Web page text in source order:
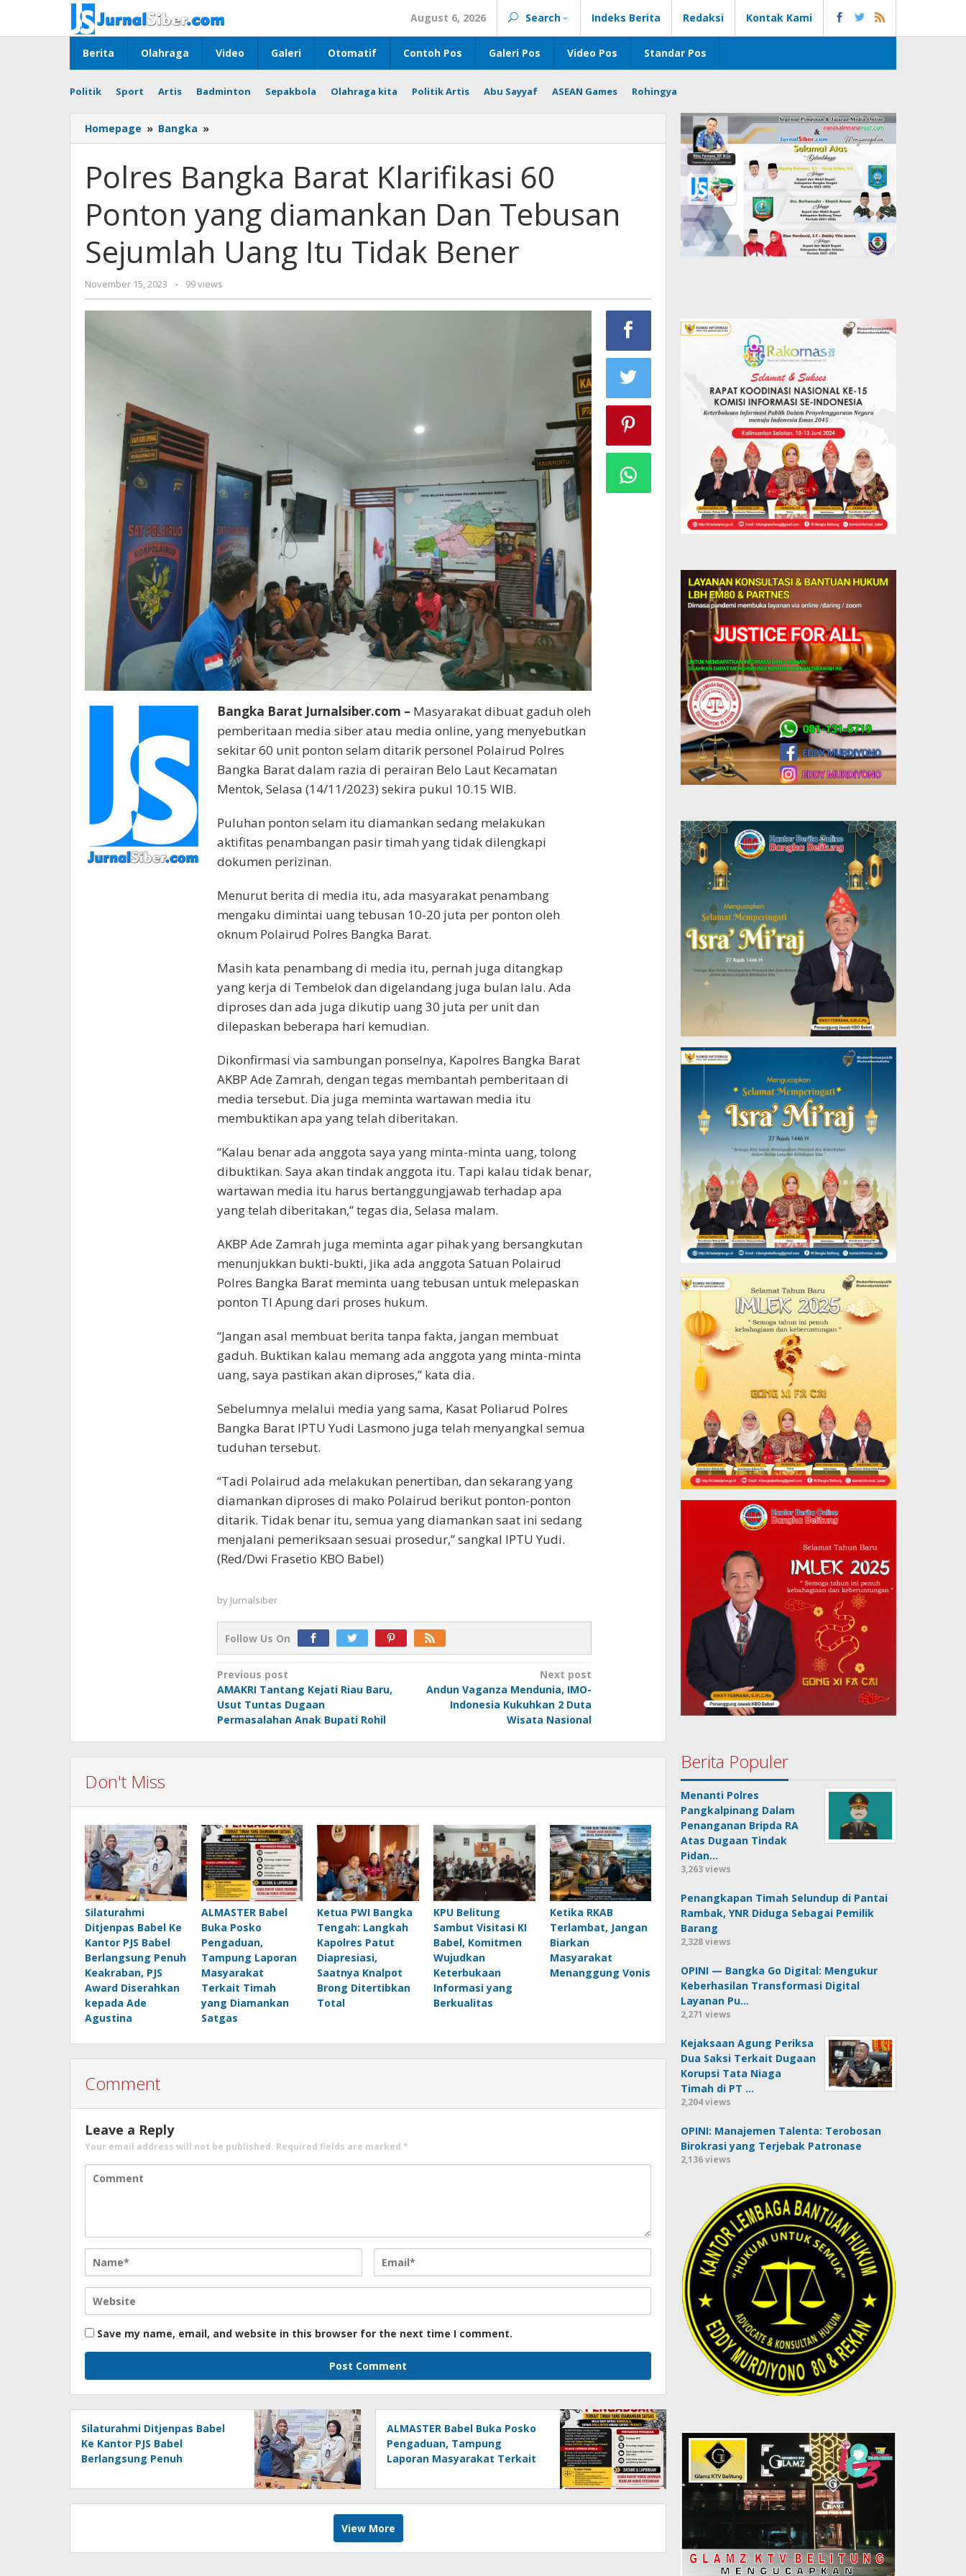
content
August 6, 2026 Search Indeks Berita Redaksi Kontak Kami
Berita Olahraga Video Galeri Otomatif Contoh Pos Galeri Pos Video Pos Standar Pos
Politik Sport Artis Badminton Sepakbola Olahraga kita Politik Artis Abu Sayyaf ASEAN Games Rohingya
Homepage » Bangka »
Bangka
Klarifikasi
60
yang
diamankan
Dan
Tebusan
Itu
Polres Bangka Barat Klarifikasi 60
Ponton yang diamankan Dan Tebusan
Sejumlah Uang Itu Tidak Bener
November 15, 2023
by
Jurnalsiber
- 99 views
Bangka Barat Jurnalsiber.com – Masyarakat dibuat gaduh oleh
pemberitaan media siber atau media online, yang menyebutkan
sekitar 60 unit ponton selam ditarik personel Polairud Polres
Bangka Barat dalam razia di perairan Belo Laut Kecamatan
Mentok, Selasa (14/11/2023) sekira pukul 10.15 WIB.
Puluhan ponton selam itu diamankan sedang melakukan
aktifitas penambangan pasir timah yang tidak dilengkapi
dokumen perizinan.
Menurut berita di media itu, ada masyarakat penambang
mengaku dimintai uang tebusan 10-20 juta per ponton oleh
oknum Polairud Polres Bangka Barat.
Masih kata penambang di media itu, pernah juga ditangkap
yang kerja di Tembelok dan digelandang juga bulan lalu. Ada
diproses dan ada juga dikutip uang 30 juta per unit dan
dilepaskan beberapa hari kemudian.
Dikonfirmasi via sambungan ponselnya, Kapolres Bangka Barat
AKBP Ade Zamrah, dengan tegas membantah pemberitaan di
media tersebut. Dia juga meminta wartawan media itu
membuktikan apa yang telah diberitakan.
“Kalau benar ada anggota saya yang minta-minta uang, tolong
dibuktikan. Saya akan tindak anggota itu. Tapi kalau tidak benar,
wartawan media itu harus bertanggungjawab terhadap apa
yang telah diberitakan,” tegas dia, Selasa malam.
AKBP Ade Zamrah juga meminta agar pihak yang bersangkutan
menunjukkan bukti-bukti, jika ada anggota Satuan Polairud
Polres Bangka Barat meminta uang tebusan untuk melepaskan
ponton TI Apung dari proses hukum.
“Jangan asal membuat berita tanpa fakta, jangan membuat
gaduh. Buktikan kalau memang ada anggota yang minta-minta
uang, saya pastikan akan diproses,” kata dia.
Sebelumnya melalui media yang sama, Kasat Poliarud Polres
Bangka Barat IPTU Yudi Lasmono juga telah menyangkal semua
tuduhan tersebut.
“Tadi Polairud ada melakukan penertiban, dan sekarang yang
diamankan diproses di mako Polairud berikut ponton-ponton
ditarik. Tidak benar itu, semua yang diamankan saat ini sedang
menjalani pemeriksaan sesuai prosedur,” sangkal IPTU Yudi.
(Red/Dwi Frasetio KBO Babel)
by Jurnalsiber
Follow Us On
Post
navigation
Previous post
AMAKRI Tantang Kejati Riau Baru,
Usut Tuntas Dugaan
Permasalahan Anak Bupati Rohil
Next post
Andun Vaganza Mendunia, IMO-
Indonesia Kukuhkan 2 Duta
Wisata Nasional
Don't Miss
Silaturahmi
Ditjenpas Babel Ke
Kantor PJS Babel
Berlangsung Penuh
Keakraban, PJS
Award Diserahkan
kepada Ade
Agustina
ALMASTER Babel
Buka Posko
Pengaduan,
Tampung Laporan
Masyarakat
Terkait Timah
yang Diamankan
Satgas
Ketua PWI Bangka
Tengah: Langkah
Kapolres Patut
Diapresiasi,
Saatnya Knalpot
Brong Ditertibkan
Total
KPU Belitung
Sambut Visitasi KI
Babel, Komitmen
Wujudkan
Keterbukaan
Informasi yang
Berkualitas
Ketika RKAB
Terlambat, Jangan
Biarkan
Masyarakat
Menanggung Vonis
Comment
Leave a Reply
Your email address will not be published. Required fields are marked *
Save my name, email, and website in this browser for the next time I comment.
Silaturahmi Ditjenpas Babel
Ke Kantor PJS Babel
Berlangsung Penuh
Diserahkan kepada Ade
Agustina
ALMASTER Babel Buka Posko
Pengaduan, Tampung
Laporan Masyarakat Terkait
Satgas
View More
Berita Populer
Menanti Polres
Pangkalpinang Dalam
Penanganan Bripda RA
Atas Dugaan Tindak
Pidan…
3,263 views
Penangkapan Timah Selundup di Pantai
Rambak, YNR Diduga Sebagai Pemilik
Barang
2,328 views
OPINI — Bangka Go Digital: Mengukur
Keberhasilan Transformasi Digital
Layanan Pu…
2,271 views
Kejaksaan Agung Periksa
Dua Saksi Terkait Dugaan
Korupsi Tata Niaga
Timah di PT …
2,204 views
OPINI: Manajemen Talenta: Terobosan
Birokrasi yang Terjebak Patronase
2,136 views